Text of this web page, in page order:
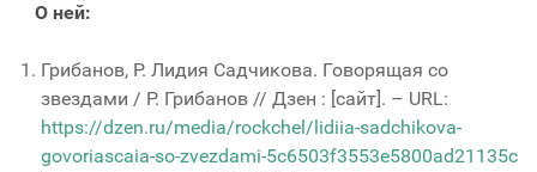
О ней:
Грибанов, Р. Лидия Садчикова. Говорящая со
звездами / Р. Грибанов // Дзен : [сайт]. – URL:
https://dzen.ru/media/rockchel/lidiia-sadchikova-
govoriascaia-so-zvezdami-5c6503f3553e5800ad21135c